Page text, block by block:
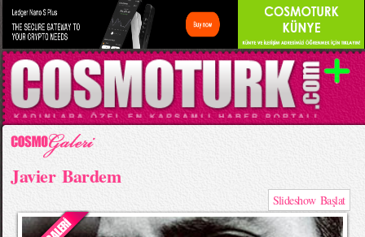
Javier Bardem
Slideshow Başlat